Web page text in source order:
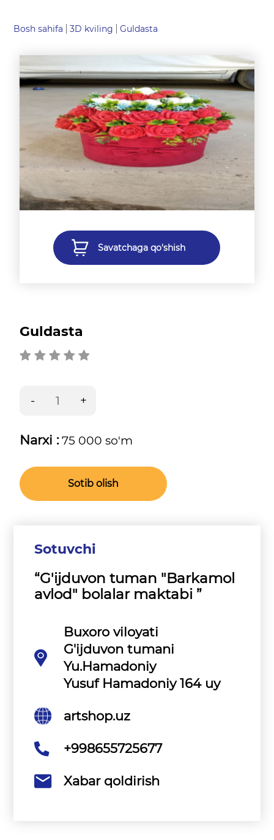
Bosh sahifa 3D kviling Guldasta
Savatchaga qo'shish
Guldasta
Narxi :75 000 so'm
Sotib olish
Sotuvchi
“G'ijduvon tuman "Barkamol
avlod" bolalar maktabi ”
Buxoro viloyati
G'ijduvon tumani
Yu.Hamadoniy
Yusuf Hamadoniy 164 uy
artshop.uz
+998655725677
Xabar qoldirish